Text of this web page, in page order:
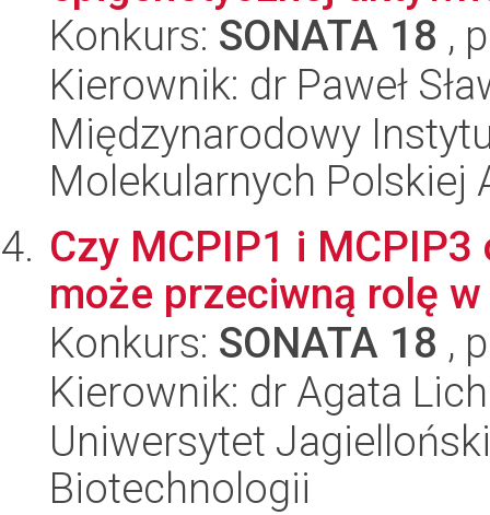
Konkurs: SONATA 18 ,
Kierownik: dr Paweł
Międzynarodowy
Molekularnych Polskiej
Czy MCPIP1 i
może przeciwną rolę
Konkurs: SONATA 18 ,
Kierownik: dr Agata
Uniwersytet
Biotechnologii